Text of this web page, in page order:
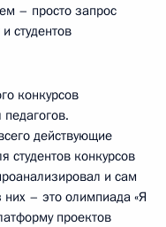
– просто запрос
студентов
конкурсов
действующие
студентов конкурсов
и сам
них – это олимпиада «Я
проектов